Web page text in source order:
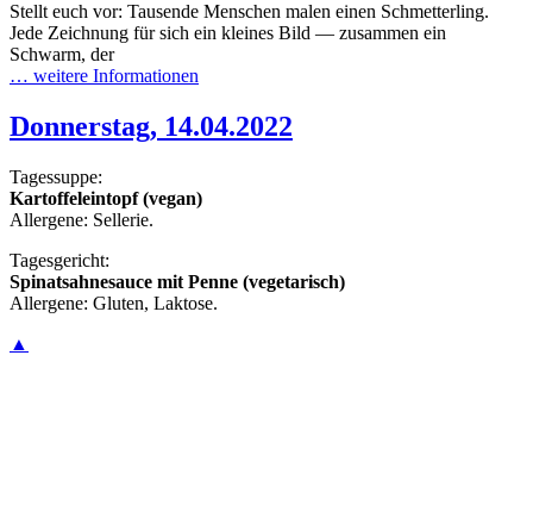
Stellt euch vor: Tausende Menschen malen einen Schmetterling.
Jede Zeichnung für sich ein kleines Bild — zusammen ein
Schwarm, der
… weitere Informationen
Donnerstag, 14.04.2022
Tagessuppe:
Kartoffeleintopf (vegan)
Allergene: Sellerie.
Tagesgericht:
Spinatsahnesauce mit Penne (vegetarisch)
Allergene: Gluten, Laktose.
▲